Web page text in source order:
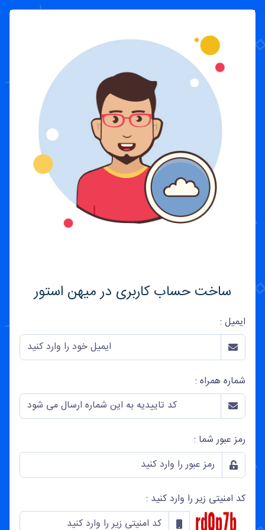
ساخت حساب کاربری در میهن استور
ایمیل :
شماره همراه :
رمز عبور شما :
کد امنیتی زیر را وارد کنید :